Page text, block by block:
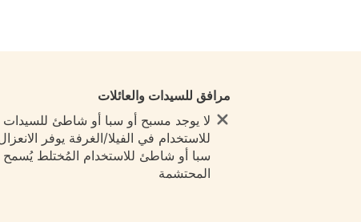
مرافق للسيدات والعائلات
لا يوجد مسبح أو سبا أو شاطئ للسيدات
للاستخدام في الفيلا/الغرفة يوفر
سبا أو شاطئ للاستخدام المُختلط يُسمح
المحتشمة